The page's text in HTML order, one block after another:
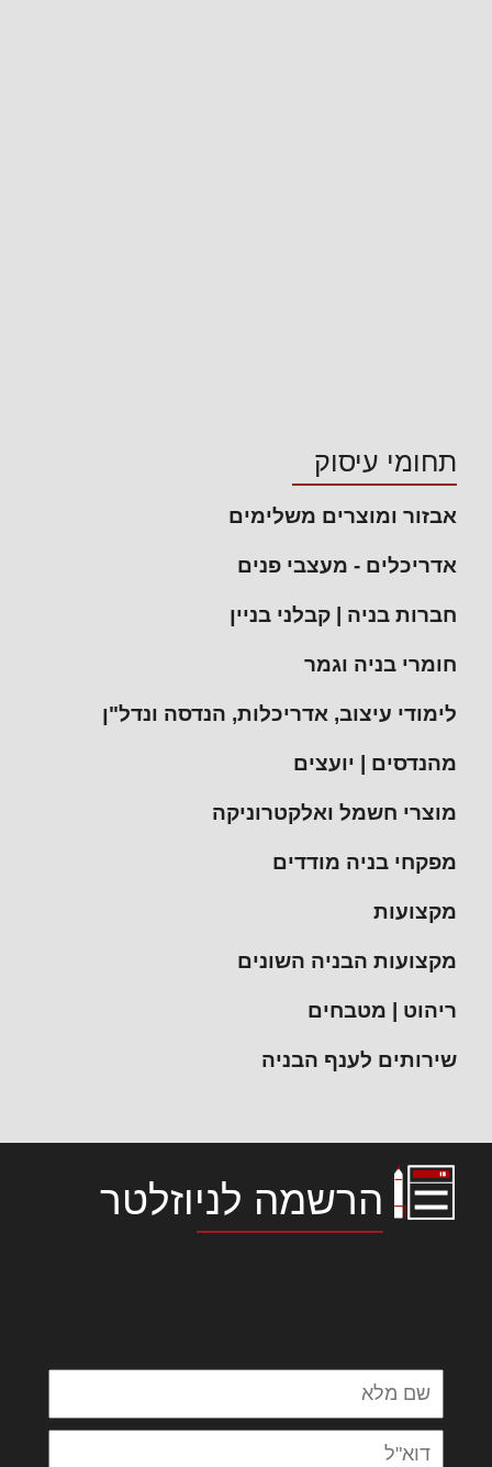
תחומי עיסוק
אבזור ומוצרים משלימים
אדריכלים - מעצבי פנים
חברות בניה | קבלני בניין
חומרי בניה וגמר
לימודי עיצוב, אדריכלות, הנדסה ונדל"ן
מהנדסים | יועצים
מוצרי חשמל ואלקטרוניקה
מפקחי בניה מודדים
מקצועות
מקצועות הבניה השונים
ריהוט | מטבחים
שירותים לענף הבניה
הרשמה לניוזלטר